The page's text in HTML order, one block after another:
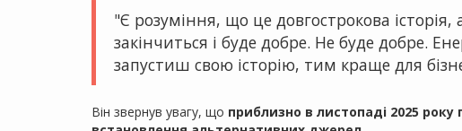
"Є розуміння, що це довгострокова
закінчиться і буде добре. Не буде добре.
запустиш свою історію, тим краще для
Він звернув увагу, що приблизно в листопаді 2025